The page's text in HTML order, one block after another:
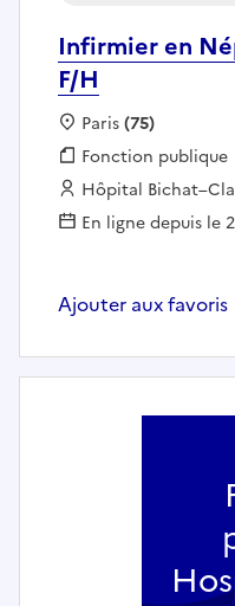
Infirmier en
F/H
Localisation :
Paris(75)
Fonction publique :
Fonction publique
Employeur :
Hôpital
En ligne depuis le
Ajouter aux favoris